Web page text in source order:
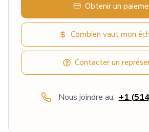
Obtenir un
Combien vaut mon
Contacter un
Nous joindre au: +1